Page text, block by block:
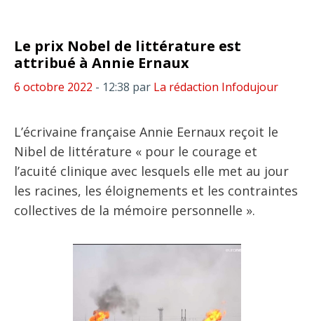
Le prix Nobel de littérature est
attribué à Annie Ernaux
6 octobre 2022 - 12:38 par La rédaction Infodujour
L’écrivaine française Annie Eernaux reçoit le
Nibel de littérature « pour le courage et
l’acuité clinique avec lesquels elle met au jour
les racines, les éloignements et les contraintes
collectives de la mémoire personnelle ».